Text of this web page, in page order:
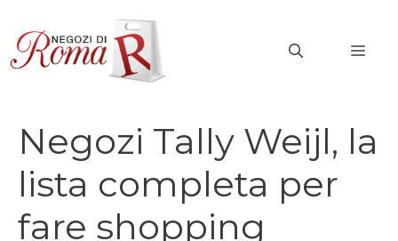
contenuto
Negozi Tally Weijl, la
lista completa per
fare shopping